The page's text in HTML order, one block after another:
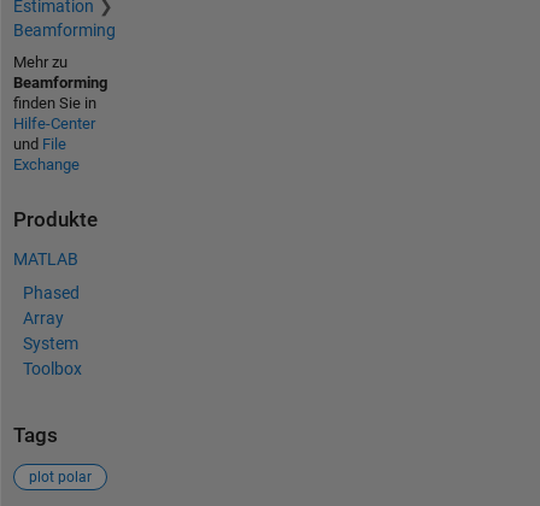
Estimation
Beamforming
Mehr zu
Beamforming
finden Sie in
Hilfe-Center
und File
Exchange
Produkte
MATLAB
Phased
Array
System
Toolbox
Tags
plot polar